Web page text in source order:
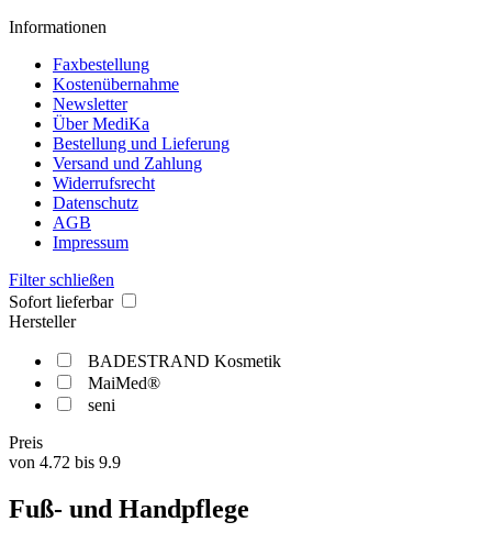
Informationen
Faxbestellung
Kostenübernahme
Newsletter
Über MediKa
Bestellung und Lieferung
Versand und Zahlung
Widerrufsrecht
Datenschutz
AGB
Impressum
Filter schließen
Sofort lieferbar
Hersteller
BADESTRAND Kosmetik
MaiMed®
seni
Preis
von 4.72 bis 9.9
Fuß- und Handpflege